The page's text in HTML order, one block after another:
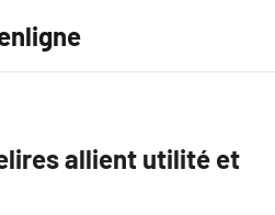
allient utilité et